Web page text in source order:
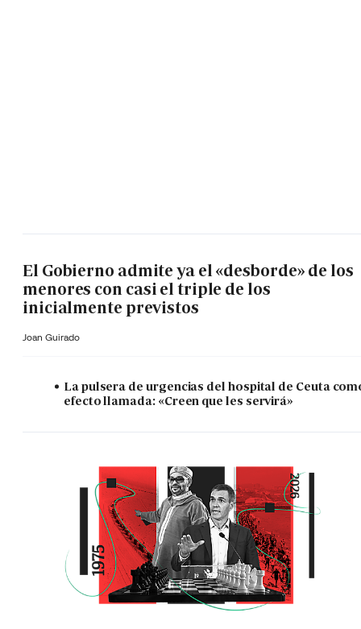
El Gobierno admite ya el «desborde» de los
menores con casi el triple de los
inicialmente previstos
Joan Guirado
La pulsera de urgencias del hospital de Ceuta
efecto llamada: «Creen que les servirá»